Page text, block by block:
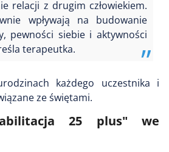
relacji z drugim człowiekiem.
wpływają na budowanie
pewności siebie i aktywności
terapeutka.
każdego uczestnika i
ze świętami.
25 plus" we